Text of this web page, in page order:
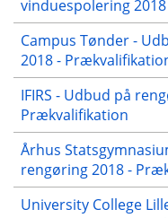
vinduespolering
Campus Tønder -
2018 -
IFIRS - Udbud på
Prækvalifikation
Århus
rengøring 2018 -
University College